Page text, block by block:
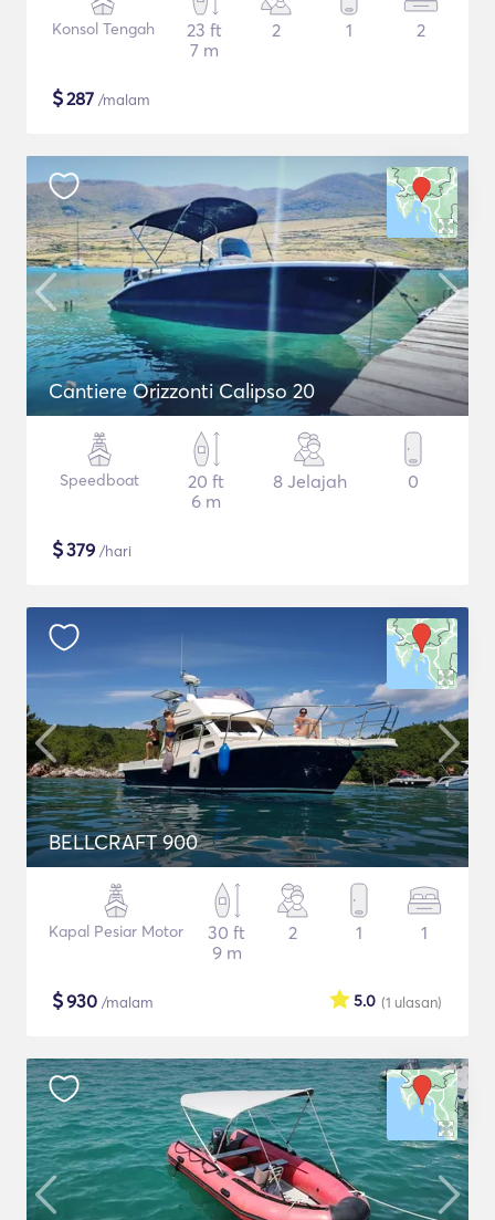
Konsol Tengah
23 ft
7 m
2 1 2
$287 /malam
Cantiere Orizzonti Calipso 20
Speedboat
20 ft
6 m
8 Jelajah 0
$379 /hari
BELLCRAFT 900
Kapal Pesiar Motor
30 ft
9 m
2 1 1
$930 /malam (1 ulasan)
5.0